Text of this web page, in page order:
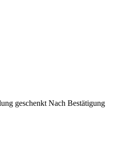
geschenkt Nach Bestätigung